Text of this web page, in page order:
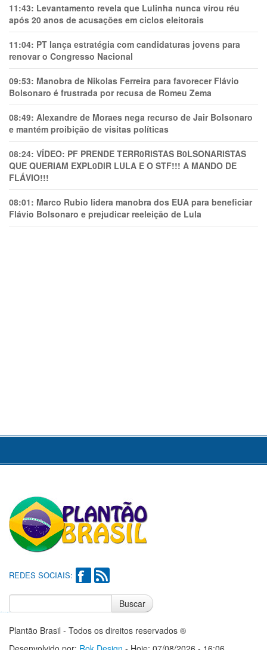
11:43: Levantamento revela que Lulinha nunca virou réu
após 20 anos de acusações em ciclos eleitorais
11:04: PT lança estratégia com candidaturas jovens para
renovar o Congresso Nacional
09:53: Manobra de Nikolas Ferreira para favorecer Flávio
Bolsonaro é frustrada por recusa de Romeu Zema
08:49: Alexandre de Moraes nega recurso de Jair Bolsonaro
e mantém proibição de visitas políticas
08:24: VÍDEO: PF PRENDE TERR0RlSTAS B0LSONARlSTAS
QUE QUERIAM EXPL0DlR LULA E O STF!!! A MANDO DE
FLÁVIO!!!
08:01: Marco Rubio lidera manobra dos EUA para beneficiar
Flávio Bolsonaro e prejudicar reeleição de Lula
REDES SOCIAIS:
Buscar
Plantão Brasil - Todos os direitos reservados ®